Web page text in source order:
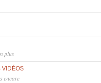
plus
VIDÉOS
encore